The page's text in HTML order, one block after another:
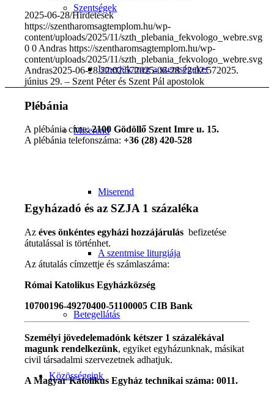
Szentségek
Ismerjük meg a szentségeket
Miserend
Miserend
A szentmise liturgiája
Betegellátás
Közösségeink
2025-06-28/Hirdetések
https://szentharomsagtemplom.hu/wp-
content/uploads/2025/11/szth_plebania_fekvologo_webre.svg
0 0 Andras https://szentharomsagtemplom.hu/wp-
content/uploads/2025/11/szth_plebania_fekvologo_webre.svg
Andras2025-06-28 22:02:572025-06-28 22:02:572025.
június 29. – Szent Péter és Szent Pál apostolok
Plébánia
A plébánia címe:2100 Gödöllő Szent Imre u. 15.
A plébánia telefonszáma:+36 (28) 420-528
Egyházadó és az SZJA 1 százaléka
Azéves önkéntes egyházi hozzájárulás befizetése
átutalással is történhet.
Az átutalás címzettje és számlaszáma:
Római Katolikus Egyházközség
10700196-49270400-51100005 CIB Bank
Személyi jövedelemadónk kétszer 1 százalékával
magunk rendelkezünk, egyiket egyházunknak, másikat
civil társadalmi szervezetnek adhatjuk.
A Magyar Katolikus Egyház technikai száma: 0011.